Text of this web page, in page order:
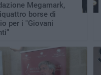
Megamark,
borse di
per i "Giovani